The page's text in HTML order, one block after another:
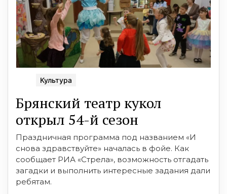
Культура
Брянский театр кукол
открыл 54-й сезон
Праздничная программа под названием «И
снова здравствуйте» началась в фойе. Как
сообщает РИА «Стрела», возможность отгадать
загадки и выполнить интересные задания дали
ребятам.